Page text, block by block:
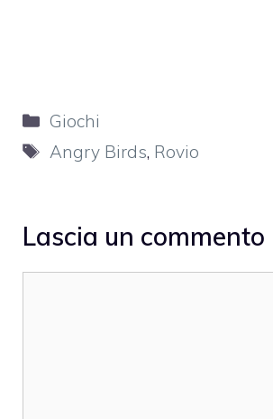
Categorie
Giochi
Tag
Angry Birds, Rovio
Lascia un commento